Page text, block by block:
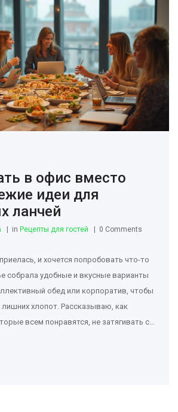
в офис вместо
идеи для
ланчей
in Рецепты для гостей 0 Comments
и хочется попробовать что-то
собрала удобные и вкусные варианты
обед или корпоратив, чтобы
лишних хлопот. Рассказываю, как
всем понравятся, не затягивать с
идеи, которые подойдут для разных